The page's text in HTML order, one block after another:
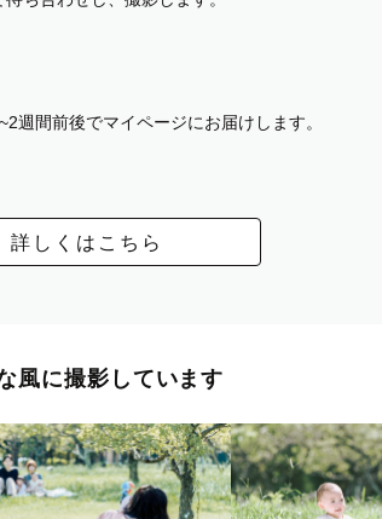
週間前後でマイページにお届けします。
詳しくはこちら
風に撮影しています